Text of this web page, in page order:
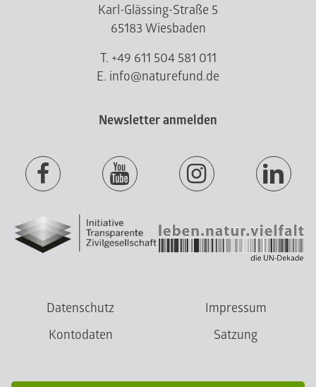
Karl-Glässing-Straße 5
65183 Wiesbaden
T. +49 611 504 581 011
E. info@naturefund.de
Newsletter anmelden
Datenschutz
Impressum
Kontodaten
Satzung